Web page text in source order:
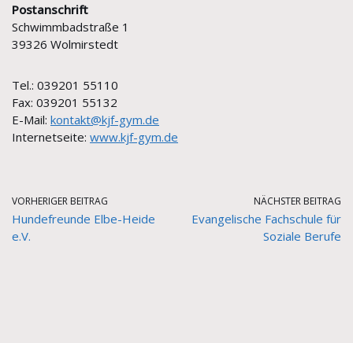
Postanschrift
Schwimmbadstraße 1
39326 Wolmirstedt
Tel.: 039201 55110
Fax: 039201 55132
E-Mail: kontakt@kjf-gym.de
Internetseite: www.kjf-gym.de
VORHERIGER BEITRAG
Hundefreunde Elbe-Heide
e.V.
NÄCHSTER BEITRAG
Evangelische Fachschule für
Soziale Berufe